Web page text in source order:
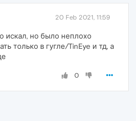
20 Feb 2021, 11:59
искал, но было неплохо
только в гугле/TinEye и тд, а
0